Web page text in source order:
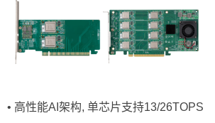
• 高性能AI架构, 单芯片支持13/26TOPS